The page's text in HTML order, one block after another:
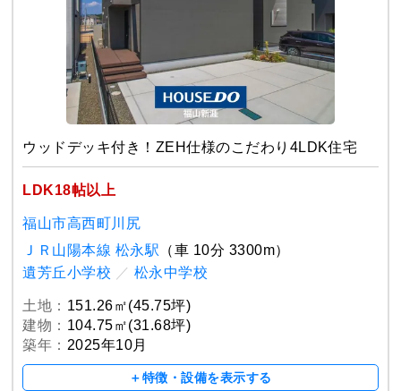
ウッドデッキ付き！ZEH仕様のこだわり4LDK住宅
LDK18帖以上
福山市高西町川尻
ＪＲ山陽本線 松永駅 （車 10分 3300m）
遺芳丘小学校 ／ 松永中学校
土地： 151.26㎡(45.75坪)
建物： 104.75㎡(31.68坪)
築年： 2025年10月
＋特徴・設備を表示する